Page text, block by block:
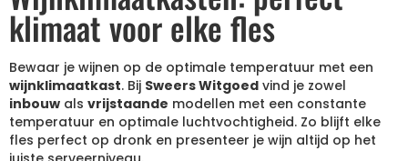
klimaat voor elke fles
Bewaar je wijnen op de optimale temperatuur met een
wijnklimaatkast. Bij Sweers Witgoed vind je zowel
inbouw als vrijstaande modellen met een constante
temperatuur en optimale luchtvochtigheid. Zo blijft elke
fles perfect op dronk en presenteer je wijn altijd op het